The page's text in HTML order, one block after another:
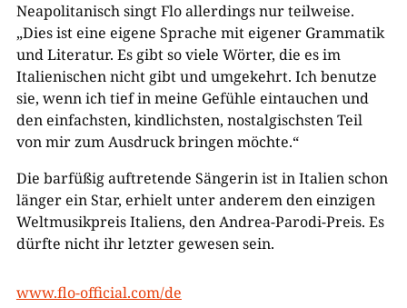
Neapolitanisch singt Flo allerdings nur teilweise.
„Dies ist eine eigene Sprache mit eigener Grammatik
und Literatur. Es gibt so viele Wörter, die es im
Italienischen nicht gibt und umgekehrt. Ich benutze
sie, wenn ich tief in meine Gefühle eintauchen und
den einfachsten, kindlichsten, nostalgischsten Teil
von mir zum Ausdruck bringen möchte.“
Die barfüßig auftretende Sängerin ist in Italien schon
länger ein Star, erhielt unter anderem den einzigen
Weltmusikpreis Italiens, den Andrea-Parodi-Preis. Es
dürfte nicht ihr letzter gewesen sein.
www.flo-official.com/de